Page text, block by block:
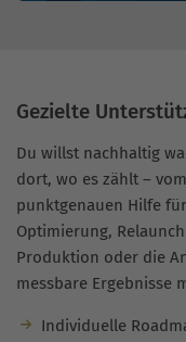
Gezielte
Du willst nachhaltig
dort, wo es zählt –
punktgenauen Hilfe
Optimierung,
Produktion oder die
messbare Ergebnisse
Individuelle